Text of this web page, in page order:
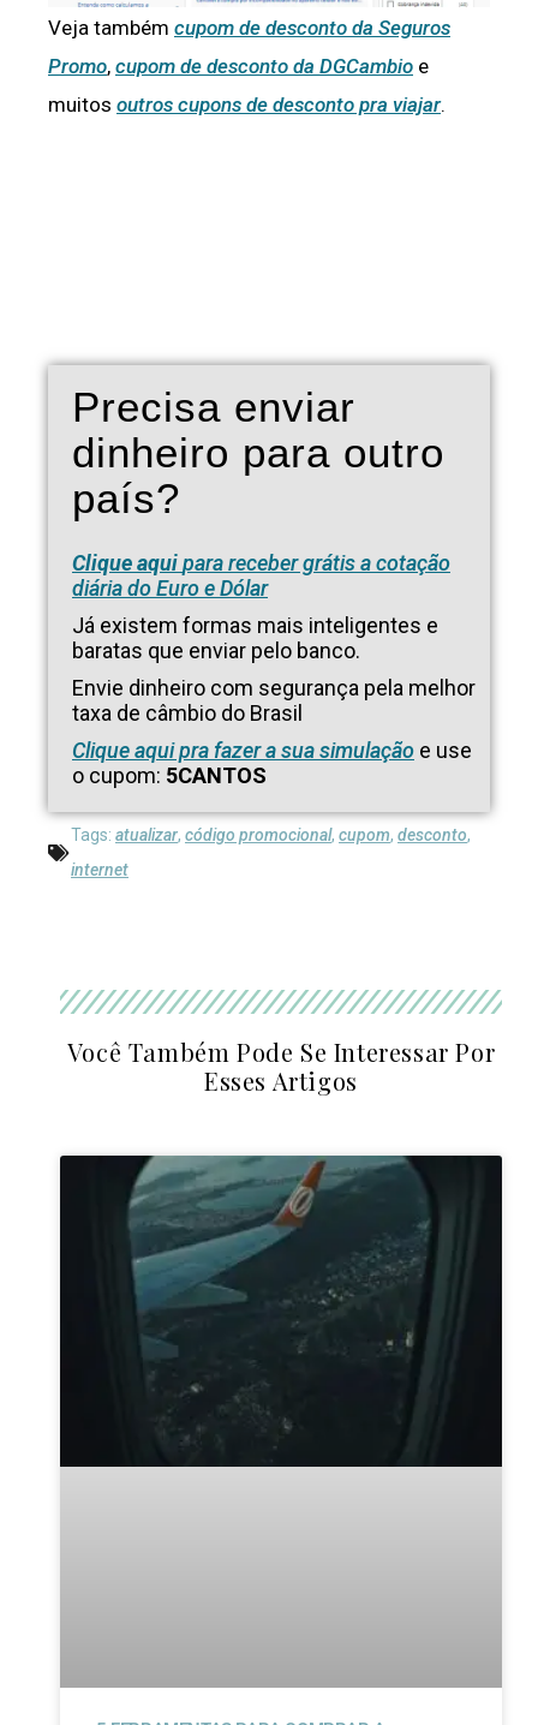
Veja também cupom de desconto da Seguros
Promo, cupom de desconto da DGCambio e
muitos outros cupons de desconto pra viajar.
Precisa enviar
dinheiro para outro
país?
Clique aquipara receber grátis a cotação
diária do Euro e Dólar
Já existem formas mais inteligentes e
baratas que enviar pelo banco.
Envie dinheiro com segurança pela melhor
taxa de câmbio do Brasil
Clique aqui pra fazer a sua simulação e use
o cupom: 5CANTOS
Tags: atualizar, código promocional, cupom, desconto,
internet
Você Também Pode Se Interessar Por
Esses Artigos